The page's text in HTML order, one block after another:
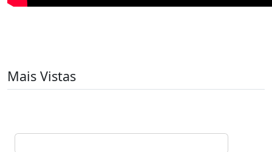
Mais Vistas